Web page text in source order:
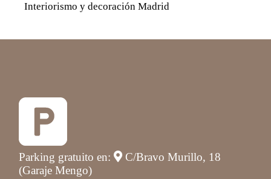
Interiorismo y decoración Madrid
Parking gratuito en:
C/Bravo Murillo, 18
(Garaje Mengo)